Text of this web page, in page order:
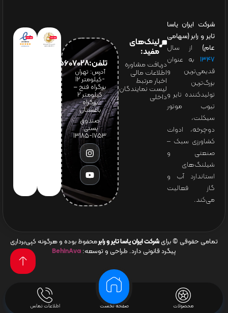
محصولات صفحه نخست اطلاعات تماس
شرکت ایران یاسا
تایر و رابر (سهامی
عام) از سال
۱۳۴۷ به عنوان
قدیمی‌ترین و
بزرگ‌ترین
تولیدکننده تایر و
تیوب موتور
سیکلت،
دوچرخه، ادوات
کشاورزی سبک –
صنعتی و
شیلنگ‌های
استاندارد آب و
گاز فعالیت
می‌کند.
لینک‌های
مفید:
دریافت مشاوره
اطلاعات مالی
اخبار مرتبط
لیست نمایندگان
داخلی
تلفن:65607028(021)
آدرس: تهران
-کیلومتر 12
بزرگراه فتح –
کیلومتر ۲
بزرگراه
باغستان
صندوق
پستی:
1753-13185
تمامی حقوقی © برای شرکت ایران یاسا تایر و رابرمحفوظ بوده و هرگونه کپی‌برداری
پیگرد قانونی دارد. طراحی و توسعه: BehinAva